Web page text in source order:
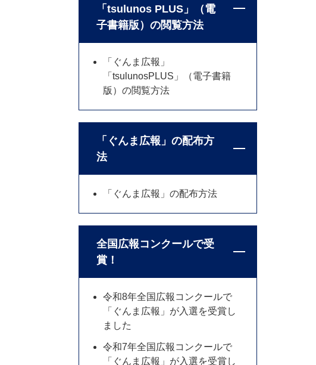
「tsulunos PLUS」（電
子書籍版）の閲覧方法
「ぐんま広報」
「tsulunosPLUS」（電子書籍
版）の閲覧方法
「ぐんま広報」の配布方
法
「ぐんま広報」の配布方法
全国広報コンクールで受
賞！
令和8年全国広報コンクールで
「ぐんま広報」が入選を受賞し
ました
令和7年全国広報コンクールで
「ぐんま広報」が入選を受賞し